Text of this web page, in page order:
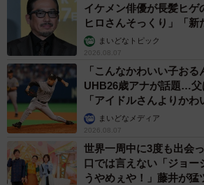
イケメン俳優が長髪ヒゲ
ヒロさんそっくり」「新
まいどなトピック
2026.08.07
「こんなかわいい子お
UHB26歳アナが話題…
「アイドルさんよりか
か」まいどなメディア
2026.08.07
世界一周中に3度も出会
口では言えない「ジョー
うやめぇや！」藤井が猛